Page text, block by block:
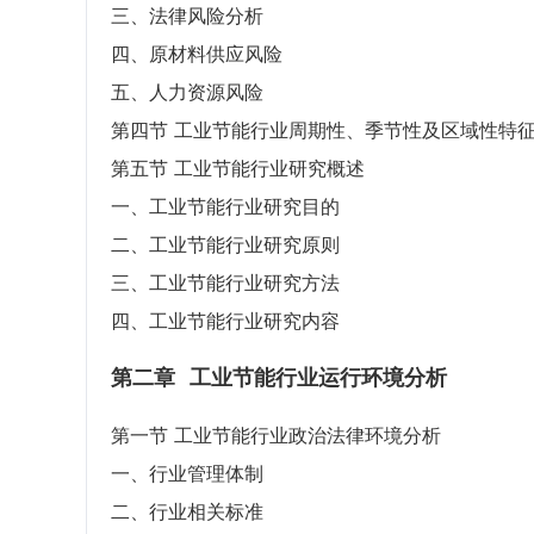
三、法律风险分析
四、原材料供应风险
五、人力资源风险
第四节 工业节能行业周期性、季节性及区域性特
第五节 工业节能行业研究概述
一、工业节能行业研究目的
二、工业节能行业研究原则
三、工业节能行业研究方法
四、工业节能行业研究内容
第二章 工业节能行业运行环境分析
第一节 工业节能行业政治法律环境分析
一、行业管理体制
二、行业相关标准